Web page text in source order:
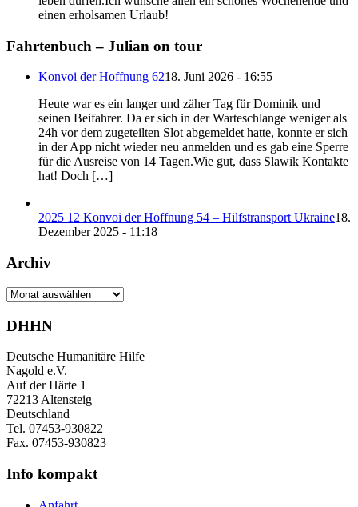
einen erholsamen Urlaub!
Fahrtenbuch – Julian on tour
Konvoi der Hoffnung 6218. Juni 2026 - 16:55
Heute war es ein langer und zäher Tag für Dominik und
seinen Beifahrer. Da er sich in der Warteschlange weniger als
24h vor dem zugeteilten Slot abgemeldet hatte, konnte er sich
in der App nicht wieder neu anmelden und es gab eine Sperre
für die Ausreise von 14 Tagen.Wie gut, dass Slawik Kontakte
hat! Doch […]
2025 12 Konvoi der Hoffnung 54 – Hilfstransport Ukraine18.
Dezember 2025 - 11:18
Archiv
Archiv
DHHN
Deutsche Humanitäre Hilfe
Nagold e.V.
Auf der Härte 1
72213 Altensteig
Deutschland
Tel. 07453-930822
Fax. 07453-930823
Info kompakt